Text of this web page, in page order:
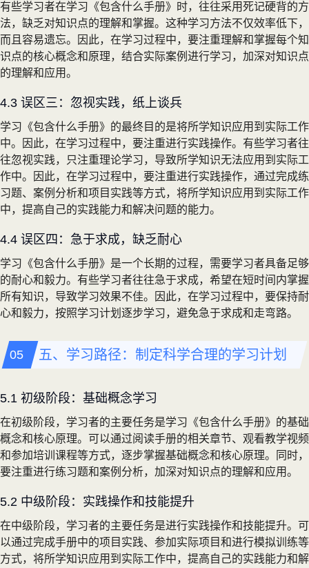
有些学习者在学习《包含什么手册》时，往往采用死记硬背的方
法，缺乏对知识点的理解和掌握。这种学习方法不仅效率低下，
而且容易遗忘。因此，在学习过程中，要注重理解和掌握每个知
识点的核心概念和原理，结合实际案例进行学习，加深对知识点
的理解和应用。
4.3 误区三：忽视实践，纸上谈兵
学习《包含什么手册》的最终目的是将所学知识应用到实际工作
中。因此，在学习过程中，要注重进行实践操作。有些学习者往
往忽视实践，只注重理论学习，导致所学知识无法应用到实际工
作中。因此，在学习过程中，要注重进行实践操作，通过完成练
习题、案例分析和项目实践等方式，将所学知识应用到实际工作
中，提高自己的实践能力和解决问题的能力。
4.4 误区四：急于求成，缺乏耐心
学习《包含什么手册》是一个长期的过程，需要学习者具备足够
的耐心和毅力。有些学习者往往急于求成，希望在短时间内掌握
所有知识，导致学习效果不佳。因此，在学习过程中，要保持耐
心和毅力，按照学习计划逐步学习，避免急于求成和走弯路。
五、学习路径：制定科学合理的学习计划
5.1 初级阶段：基础概念学习
在初级阶段，学习者的主要任务是学习《包含什么手册》的基础
概念和核心原理。可以通过阅读手册的相关章节、观看教学视频
和参加培训课程等方式，逐步掌握基础概念和核心原理。同时，
要注重进行练习题和案例分析，加深对知识点的理解和应用。
5.2 中级阶段：实践操作和技能提升
在中级阶段，学习者的主要任务是进行实践操作和技能提升。可
以通过完成手册中的项目实践、参加实际项目和进行模拟训练等
方式，将所学知识应用到实际工作中，提高自己的实践能力和解